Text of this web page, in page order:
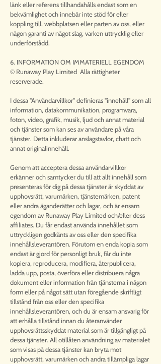
länk eller referens tillhandahålls endast som en
bekvämlighet och innebär inte stöd för eller
koppling till, webbplatsen eller parten av oss, eller
någon garanti av något slag, varken uttrycklig eller
underförstådd.
6. INFORMATION OM IMMATERIELL EGENDOM
© Runaway Play Limited Alla rättigheter
reserverade.
I dessa "Användarvillkor" definieras "innehåll" som all
information, datakommunikation, programvara,
foton, video, grafik, musik, ljud och annat material
och tjänster som kan ses av användare på våra
tjänster. Detta inkluderar anslagstavlor, chatt och
annat originalinnehåll.
Genom att acceptera dessa användarvillkor
erkänner och samtycker du till att allt innehåll som
presenteras för dig på dessa tjänster är skyddat av
upphovsrätt, varumärken, tjänstemärken, patent
eller andra äganderätter och lagar, och är ensam
egendom av Runaway Play Limited och/eller dess
affiliates. Du får endast använda innehållet som
uttryckligen godkänts av oss eller den specifika
innehållsleverantören. Förutom en enda kopia som
endast är gjord för personligt bruk, får du inte
kopiera, reproducera, modifiera, återpublicera,
ladda upp, posta, överföra eller distribuera några
dokument eller information från tjänsterna i någon
form eller på något sätt utan föregående skriftligt
tillstånd från oss eller den specifika
innehållsleverantören, och du är ensam ansvarig för
att erhålla tillstånd innan du återanvänder
upphovsrättsskyddat material som är tillgängligt på
dessa tjänster. All otillåten användning av materialet
som visas på dessa tjänster kan bryta mot
upphovsrätt, varumärken och andra tillämpliga lagar